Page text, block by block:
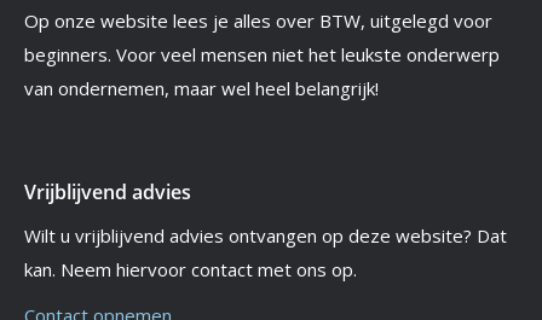
Op onze website lees je alles over BTW, uitgelegd voor
beginners. Voor veel mensen niet het leukste onderwerp
van ondernemen, maar wel heel belangrijk!
Vrijblijvend advies
Wilt u vrijblijvend advies ontvangen op deze website? Dat
kan. Neem hiervoor contact met ons op.
Contact opnemen